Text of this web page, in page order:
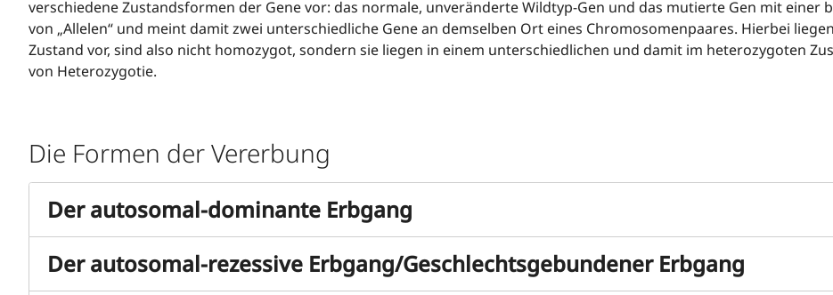
verschiedene Zustandsformen der Gene vor: das normale, unveränderte Wildtyp-Gen und das mutierte Gen mit einer
von „Allelen“ und meint damit zwei unterschiedliche Gene an demselben Ort eines Chromosomenpaares. Hierbei
Zustand vor, sind also nicht homozygot, sondern sie liegen in einem unterschiedlichen und damit im heterozygoten
von Heterozygotie.
Die Formen der Vererbung
Der autosomal-dominante Erbgang
Der autosomal-rezessive Erbgang/Geschlechtsgebundener Erbgang